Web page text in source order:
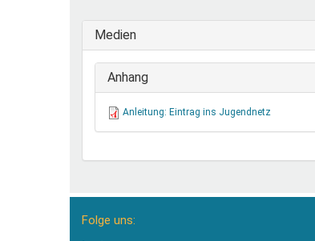
Medien
Anhang
Anleitung: Eintrag ins Jugendnetz
Folge uns: